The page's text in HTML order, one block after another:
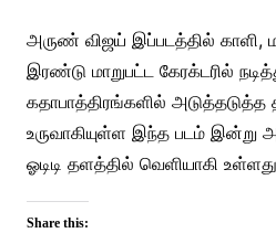
அருண் விஜய் இப்படத்தில் காளி,
இரண்டு மாறுபட்ட கேரக்டரில்
கதாபாத்திரங்களில் அடுத்தடுத்த
உருவாகியுள்ள இந்த படம் இன்று
ஓடிடி தளத்தில் வெளியாகி
Share this: